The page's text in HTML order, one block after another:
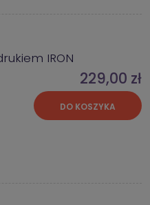
IRON
229,00 zł
DO KOSZYKA